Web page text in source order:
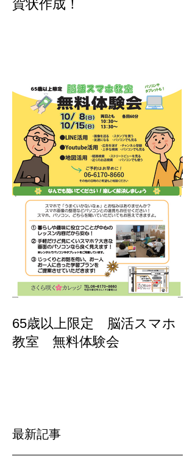
賀状作成！
65歳以上限定 脳活スマホ
教室 無料体験会
最新記事